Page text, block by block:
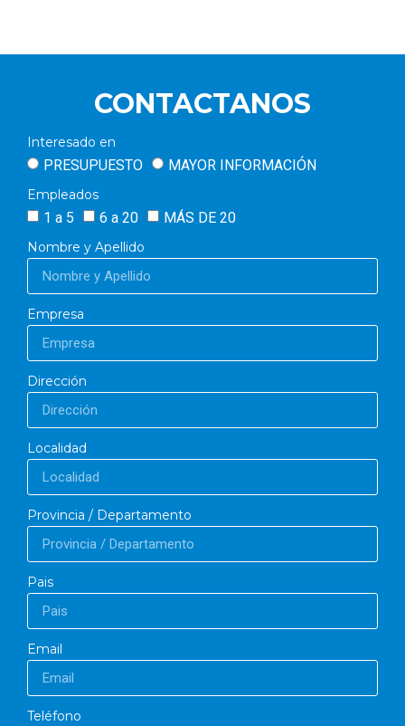
CONTACTANOS
Interesado en
PRESUPUESTO MAYOR INFORMACIÓN
Empleados
1 a 5 6 a 20 MÁS DE 20
Nombre y Apellido
Empresa
Dirección
Localidad
Provincia / Departamento
Pais
Email
Teléfono